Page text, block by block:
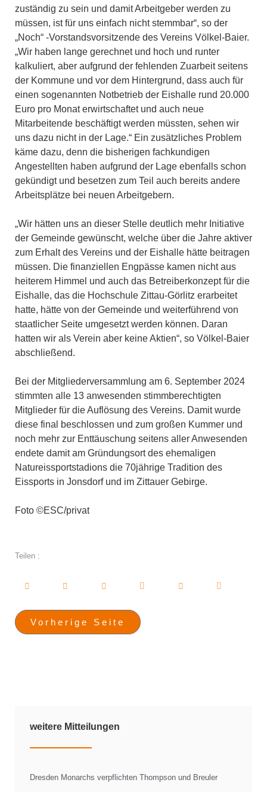
zuständig zu sein und damit Arbeitgeber werden zu
müssen, ist für uns einfach nicht stemmbar“, so der
„Noch“ -Vorstandsvorsitzende des Vereins Völkel-Baier.
„Wir haben lange gerechnet und hoch und runter
kalkuliert, aber aufgrund der fehlenden Zuarbeit seitens
der Kommune und vor dem Hintergrund, dass auch für
einen sogenannten Notbetrieb der Eishalle rund 20.000
Euro pro Monat erwirtschaftet und auch neue
Mitarbeitende beschäftigt werden müssten, sehen wir
uns dazu nicht in der Lage.“ Ein zusätzliches Problem
käme dazu, denn die bisherigen fachkundigen
Angestellten haben aufgrund der Lage ebenfalls schon
gekündigt und besetzen zum Teil auch bereits andere
Arbeitsplätze bei neuen Arbeitgebern.
„Wir hätten uns an dieser Stelle deutlich mehr Initiative
der Gemeinde gewünscht, welche über die Jahre aktiver
zum Erhalt des Vereins und der Eishalle hätte beitragen
müssen. Die finanziellen Engpässe kamen nicht aus
heiterem Himmel und auch das Betreiberkonzept für die
Eishalle, das die Hochschule Zittau-Görlitz erarbeitet
hatte, hätte von der Gemeinde und weiterführend von
staatlicher Seite umgesetzt werden können. Daran
hatten wir als Verein aber keine Aktien“, so Völkel-Baier
abschließend.
Bei der Mitgliederversammlung am 6. September 2024
stimmten alle 13 anwesenden stimmberechtigten
Mitglieder für die Auflösung des Vereins. Damit wurde
diese final beschlossen und zum großen Kummer und
noch mehr zur Enttäuschung seitens aller Anwesenden
endete damit am Gründungsort des ehemaligen
Natureissportstadions die 70jährige Tradition des
Eissports in Jonsdorf und im Zittauer Gebirge.
Foto ©ESC/privat
Teilen :
Vorherige Seite
weitere Mitteilungen
Dresden Monarchs verpflichten Thompson und Breuler